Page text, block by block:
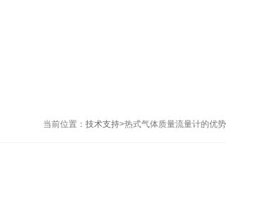
当前位置： 技术支持>热式气体质量流量计的优势